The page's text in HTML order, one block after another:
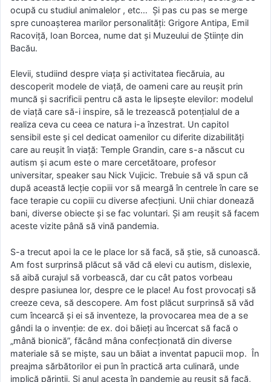
ocupă cu studiul animalelor , etc… Și pas cu pas se merge
spre cunoașterea marilor personalități: Grigore Antipa, Emil
Racoviță, Ioan Borcea, nume dat și Muzeului de Științe din
Bacău.
Elevii, studiind despre viața și activitatea fiecăruia, au
descoperit modele de viață, de oameni care au reușit prin
muncă și sacrificii pentru că asta le lipsește elevilor: modelul
de viață care să-i inspire, să le trezească potențialul de a
realiza ceva cu ceea ce natura i-a înzestrat. Un capitol
sensibil este și cel dedicat oamenilor cu diferite dizabilități
care au reușit în viață: Temple Grandin, care s-a născut cu
autism și acum este o mare cercetătoare, profesor
universitar, speaker sau Nick Vujicic. Trebuie să vă spun că
după această lecție copiii vor să meargă în centrele în care se
face terapie cu copiii cu diverse afecțiuni. Unii chiar donează
bani, diverse obiecte și se fac voluntari. Și am reușit să facem
aceste vizite până să vină pandemia.
S-a trecut apoi la ce le place lor să facă, să știe, să cunoască.
Am fost surprinsă plăcut să văd că elevi cu autism, dislexie,
să aibă curajul să vorbească, dar cu cât patos vorbeau
despre pasiunea lor, despre ce le place! Au fost provocați să
creeze ceva, să descopere. Am fost plăcut surprinsă să văd
cum încearcă și ei să inventeze, la provocarea mea de a se
gândi la o invenție: de ex. doi băieți au încercat să facă o
„mână bionică”, făcând mâna confecționată din diverse
materiale să se miște, sau un băiat a inventat papucii mop. În
preajma sărbătorilor ei pun în practică arta culinară, unde
implică părinții. Și anul acesta în pandemie au reușit să facă,